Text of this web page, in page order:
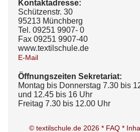
Kontaktadresse:
Schützenstr. 30
95213 Münchberg
Tel. 09251 9907- 0
Fax 09251 9907-40
www.textilschule.de
E-Mail
Öffnungszeiten Sekretariat:
Montag bis Donnerstag 7.30 bis
und 12.45 bis 16 Uhr
Freitag 7.30 bis 12.00 Uhr
© textilschule.de 2026 * FAQ *